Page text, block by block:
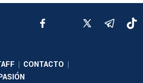
| CONTACTO |